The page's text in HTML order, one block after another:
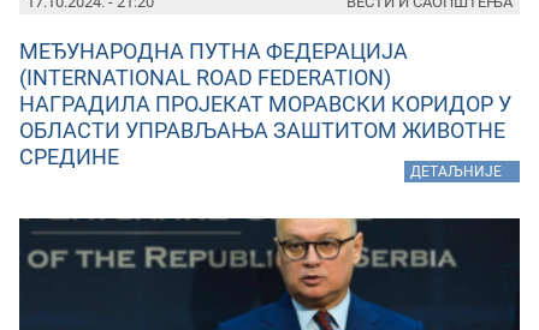
МЕЂУНАРОДНА ПУТНА ФЕДЕРАЦИЈА
(INTERNATIONAL ROAD FEDERATION)
НАГРАДИЛА ПРОЈЕКАТ МОРАВСКИ КОРИДОР У
ОБЛАСТИ УПРАВЉАЊА ЗАШТИТОМ ЖИВОТНЕ
СРЕДИНЕ
ДЕТАЉНИЈЕ